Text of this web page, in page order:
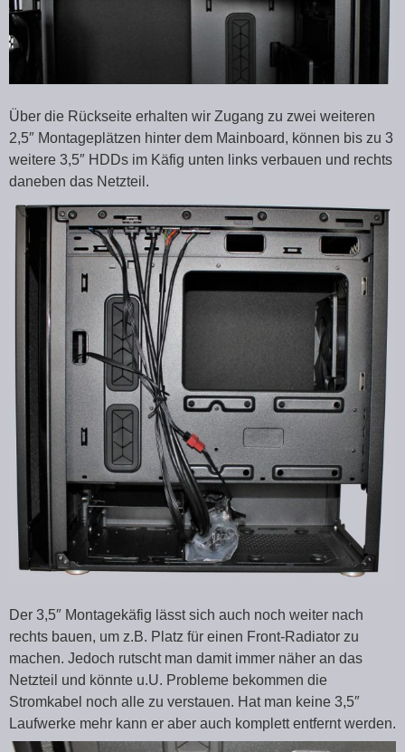
Über die Rückseite erhalten wir Zugang zu zwei weiteren
2,5″ Montageplätzen hinter dem Mainboard, können bis zu 3
weitere 3,5″ HDDs im Käfig unten links verbauen und rechts
daneben das Netzteil.
Der 3,5″ Montagekäfig lässt sich auch noch weiter nach
rechts bauen, um z.B. Platz für einen Front-Radiator zu
machen. Jedoch rutscht man damit immer näher an das
Netzteil und könnte u.U. Probleme bekommen die
Stromkabel noch alle zu verstauen. Hat man keine 3,5″
Laufwerke mehr kann er aber auch komplett entfernt werden.